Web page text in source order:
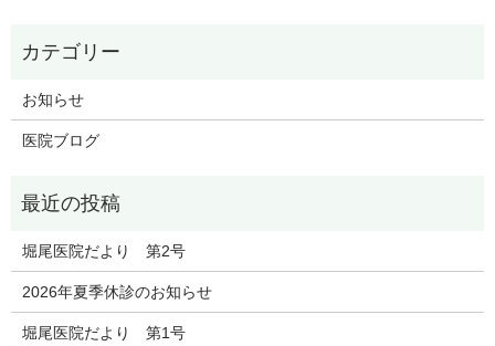
お知らせ
医院ブログ
堀尾医院だより 第2号
2026年夏季休診のお知らせ
堀尾医院だより 第1号